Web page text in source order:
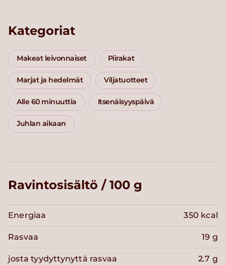
Kategoriat
Makeat leivonnaiset Piirakat
Marjat ja hedelmät Viljatuotteet
Alle 60 minuuttia Itsenäisyyspäivä
Juhlan aikaan
Ravintosisältö / 100 g
Energiaa 350 kcal
Rasvaa 19 g
josta tyydyttynyttä rasvaa 2.7 g